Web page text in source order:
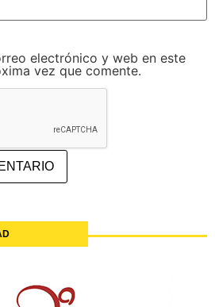
electrónico y web en este
vez que comente.